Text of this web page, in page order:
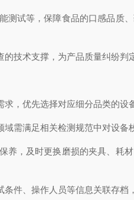
试等，保障食品的口感品质
术支撑，为产品质量纠纷判
优先选择对应细分品类的设
满足相关检测规范中对设备
，及时更换磨损的夹具、耗
、操作人员等信息关联存档